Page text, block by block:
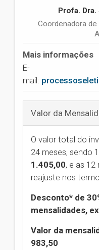
Profa.
Coordenadora de
Mais informações
E-
mail:
Valor da
O valor total do
24 meses, sendo
1.405,00, e as 12
reajuste nos
Desconto* de
mensalidades,
Valor da
983,50